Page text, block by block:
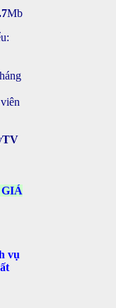
Mb
vụ